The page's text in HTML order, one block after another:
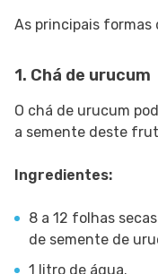
As principais formas
1. Chá de urucum
O chá de urucum
a semente deste
Ingredientes:
8 a 12 folhas
de semente de
1 litro de água.